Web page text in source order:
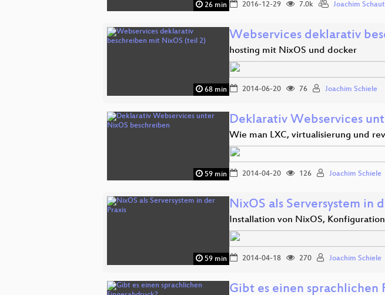
26 min 2016-12-29 7.0k Joachim
68 min
Webservices deklarativ
hosting mit NixOS und docker
2014-06-20 76 Joachim Schiele
59 min
Deklarativ Webservices
Wie man LXC, virtualisierung und
2014-04-20 126 Joachim Schiele
59 min
NixOS als Serversystem in
Installation von NixOS,
2014-04-18 270 Joachim Schiele
Gibt es einen sprachlichen